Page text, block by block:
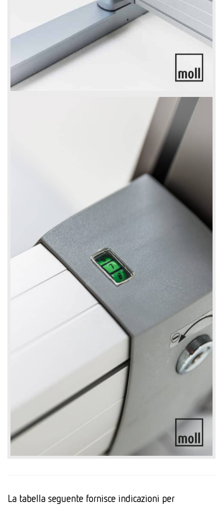
La tabella seguente fornisce indicazioni per